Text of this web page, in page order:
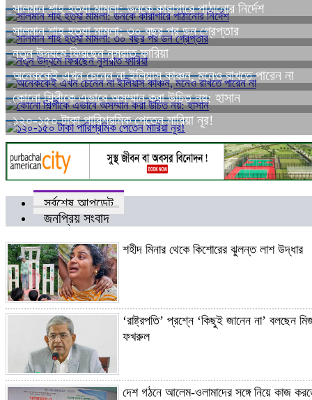
সালমান শাহ হত্যা মামলা: ডনকে কারাগারে পাঠানোর নির্দেশ
সালমান শাহ হত্যা মামলা: ৩০ বছর পর ডন গ্রেপ্তার
নতুন উদ্যমে ফিরছেন নুসরাত ফারিয়া
অনেককেই এখন চেনেন না ইলিয়াস কাঞ্চন, মনেও রাখতে পারেন না
কোনো শিল্পীকে এভাবে অসম্মান করা উচিত নয়: হাসান
১২০-১৫০ টাকা পারিশ্রমিক পেতেন মারিয়া নূর!
সর্বশেষ আপডেট
জনপ্রিয় সংবাদ
শহীদ মিনার থেকে কিশোরের ঝুলন্ত লাশ উদ্ধার
‘রাষ্ট্রপতি’ প্রশ্নে ‘কিছুই জানেন না’ বলছেন
ফখরুল
দেশ গঠনে আলেম-ওলামাদের সঙ্গে নিয়ে কাজ